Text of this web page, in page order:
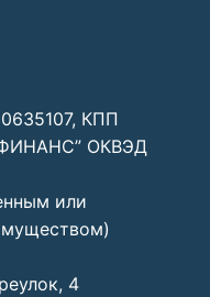
КПП
ОКВЭД
или
4